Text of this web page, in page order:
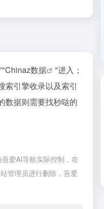
Chinaz数据
"进入；
索引擎收录以及索引
数据则需要找秒哒的
爱AI导航实际控制，在
管理员进行删除，吾爱